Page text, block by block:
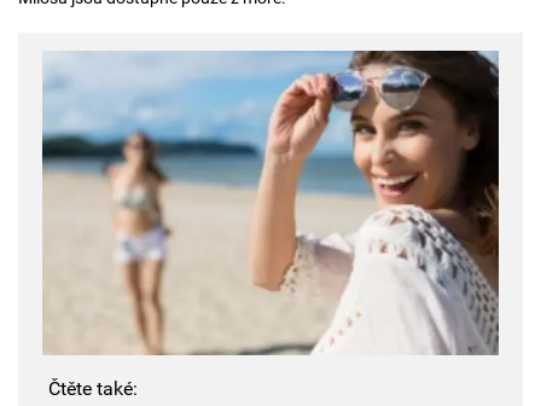
Čtěte také: